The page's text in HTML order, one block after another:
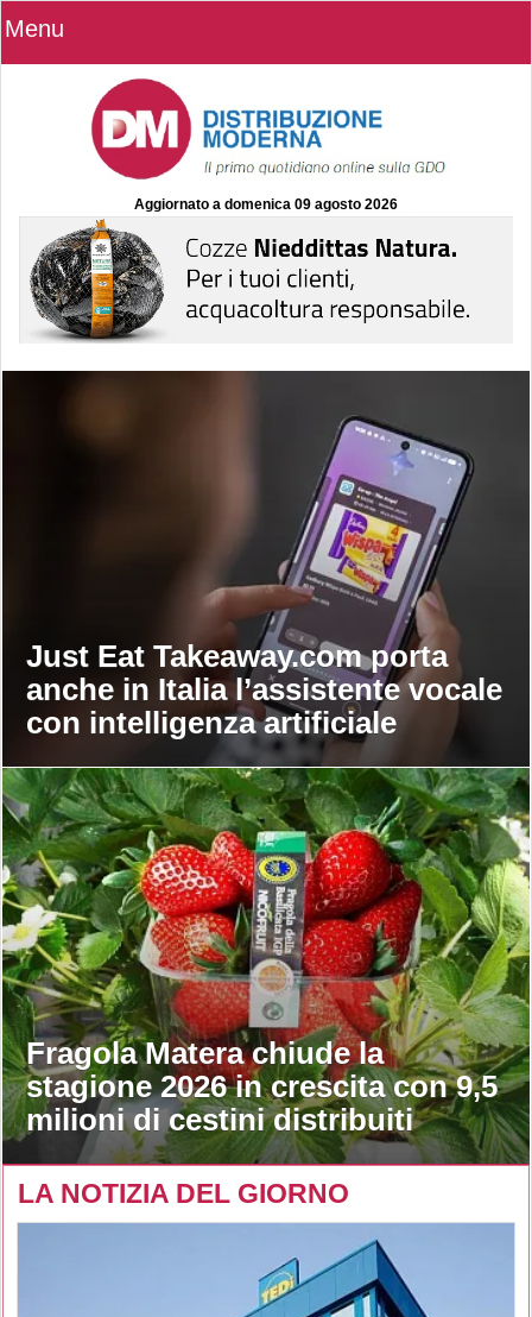
Menu
Aggiornato a domenica 09 agosto 2026
Just Eat Takeaway.com porta
anche in Italia l’assistente vocale
con intelligenza artificiale
Fragola Matera chiude la
stagione 2026 in crescita con 9,5
milioni di cestini distribuiti
LA NOTIZIA DEL GIORNO